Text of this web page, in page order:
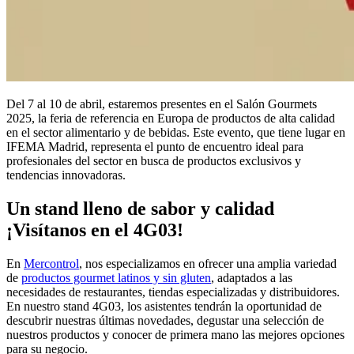
Del 7 al 10 de abril, estaremos presentes en el Salón Gourmets
2025, la feria de referencia en Europa de productos de alta calidad
en el sector alimentario y de bebidas. Este evento, que tiene lugar en
IFEMA Madrid, representa el punto de encuentro ideal para
profesionales del sector en busca de productos exclusivos y
tendencias innovadoras.
Un stand lleno de sabor y calidad
¡Visítanos en el 4G03!
En Mercontrol, nos especializamos en ofrecer una amplia variedad
de productos gourmet latinos y sin gluten, adaptados a las
necesidades de restaurantes, tiendas especializadas y distribuidores.
En nuestro stand 4G03, los asistentes tendrán la oportunidad de
descubrir nuestras últimas novedades, degustar una selección de
nuestros productos y conocer de primera mano las mejores opciones
para su negocio.